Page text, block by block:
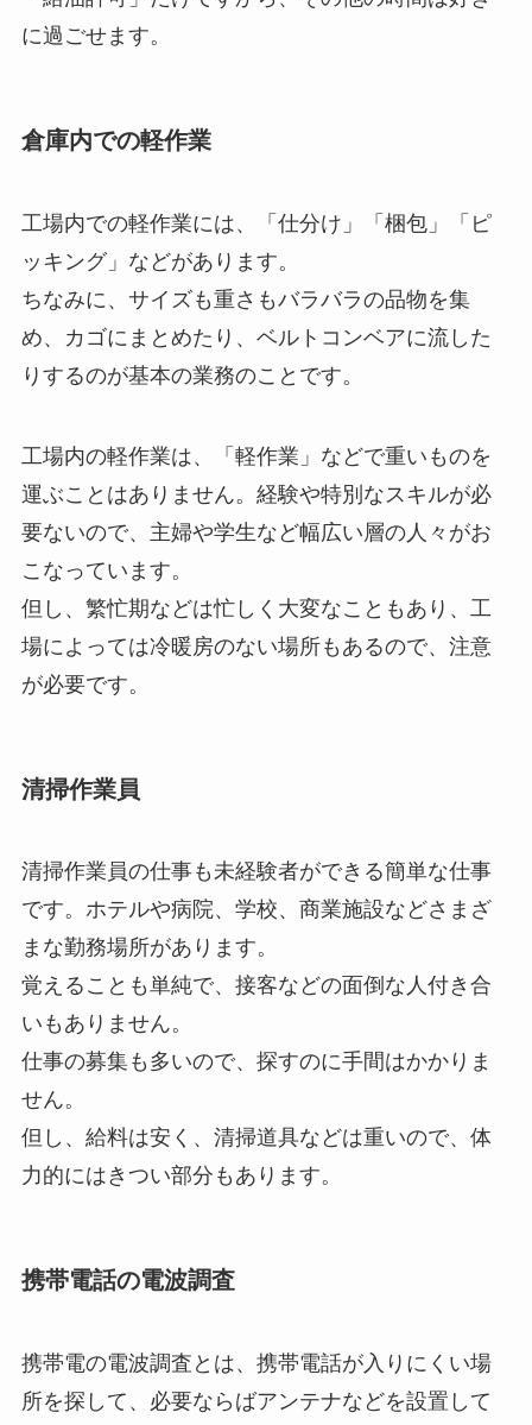
に過ごせます。
倉庫内での軽作業
工場内での軽作業には、「仕分け」「梱包」「ピ
ッキング」などがあります。
ちなみに、サイズも重さもバラバラの品物を集
め、カゴにまとめたり、ベルトコンベアに流した
りするのが基本の業務のことです。
工場内の軽作業は、「軽作業」などで重いものを
運ぶことはありません。経験や特別なスキルが必
要ないので、主婦や学生など幅広い層の人々がお
こなっています。
但し、繁忙期などは忙しく大変なこともあり、工
場によっては冷暖房のない場所もあるので、注意
が必要です。
清掃作業員
清掃作業員の仕事も未経験者ができる簡単な仕事
です。ホテルや病院、学校、商業施設などさまざ
まな勤務場所があります。
覚えることも単純で、接客などの面倒な人付き合
いもありません。
仕事の募集も多いので、探すのに手間はかかりま
せん。
但し、給料は安く、清掃道具などは重いので、体
力的にはきつい部分もあります。
携帯電話の電波調査
携帯電の電波調査とは、携帯電話が入りにくい場
所を探して、必要ならばアンテナなどを設置して